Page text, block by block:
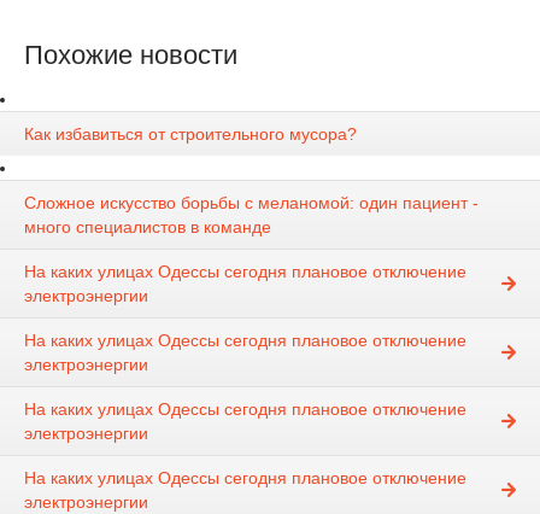
Похожие новости
Как избавиться от строительного мусора?
Сложное искусство борьбы с меланомой: один пациент -
много специалистов в команде
На каких улицах Одессы сегодня плановое отключение
электроэнергии
На каких улицах Одессы сегодня плановое отключение
электроэнергии
На каких улицах Одессы сегодня плановое отключение
электроэнергии
На каких улицах Одессы сегодня плановое отключение
электроэнергии